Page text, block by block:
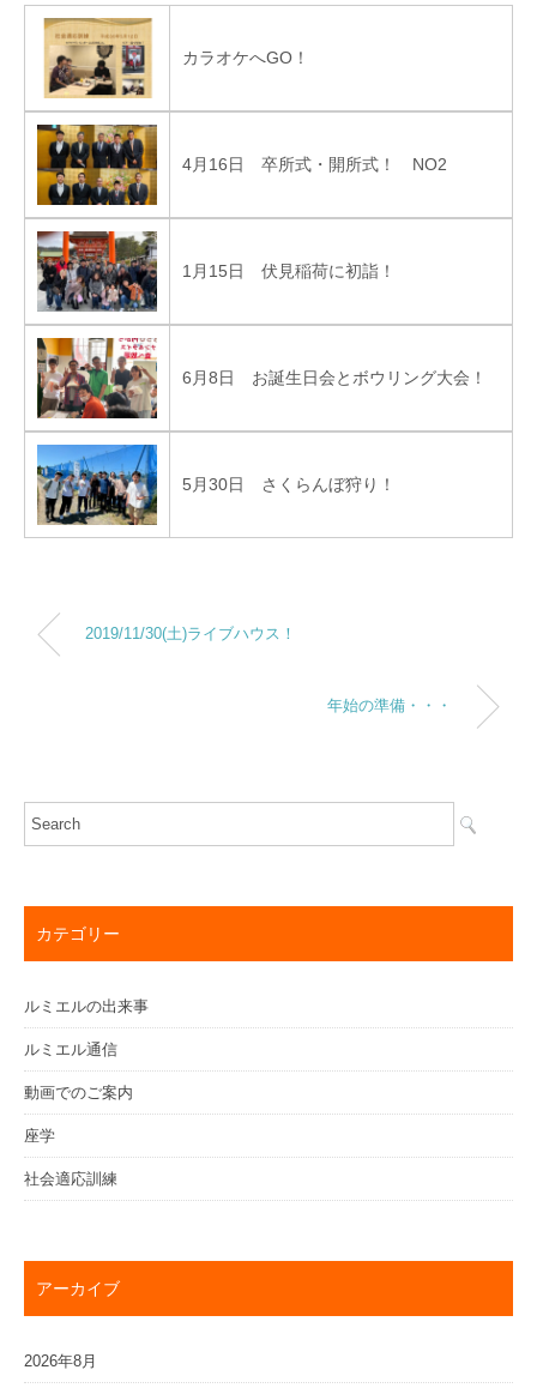
カラオケへGO！
4月16日 卒所式・開所式！ NO2
1月15日 伏見稲荷に初詣！
6月8日 お誕生日会とボウリング大会！
5月30日 さくらんぼ狩り！
2019/11/30(土)ライブハウス！
年始の準備・・・
カテゴリー
ルミエルの出来事
ルミエル通信
動画でのご案内
座学
社会適応訓練
アーカイブ
2026年8月